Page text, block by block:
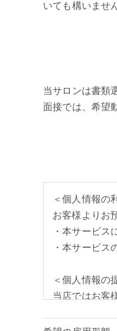
いても構いませ
当サロンは書類
面接では、希望
＜個人情報の
お客様よりお
・本サービス
・本サービス
＜個人情報の
当店ではお客